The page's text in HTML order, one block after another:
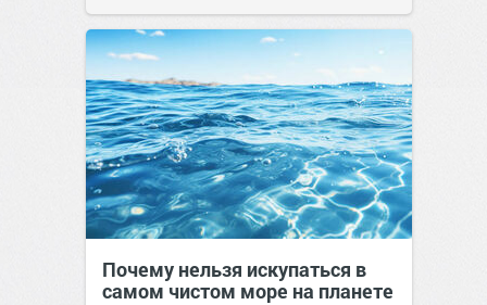
Почему нельзя искупаться в
самом чистом море на планете